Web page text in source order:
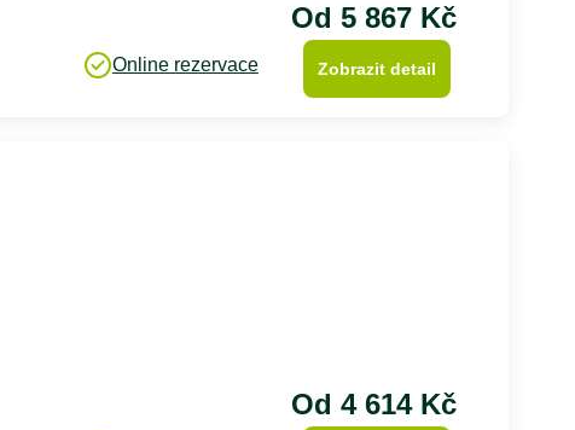
Online rezervace
Od 5 867 Kč
Zobrazit detail
Od 4 614 Kč